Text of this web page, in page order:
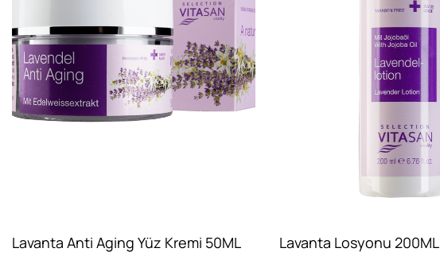
Lavanta Anti Aging Yüz Kremi 50ML Lavanta Losyonu 200ML